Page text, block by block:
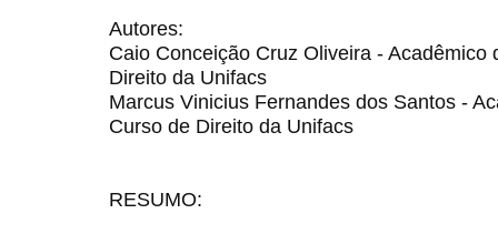
Autores:
Caio Conceição Cruz Oliveira - Acadêmico
Direito da Unifacs
Marcus Vinicius Fernandes dos Santos -
Curso de Direito da Unifacs
RESUMO: